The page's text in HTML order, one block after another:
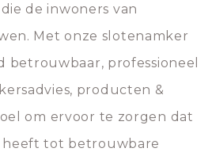
de inwoners van
Met onze slotenamker
betrouwbaar, professioneel
producten &
om ervoor te zorgen dat
tot betrouwbare